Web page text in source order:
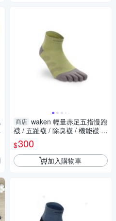
商店 waken 輕量赤足五指慢跑
襪 / 五趾襪 / 除臭襪 / 機能襪 /
襪子 / 五指襪
$300
加入購物車